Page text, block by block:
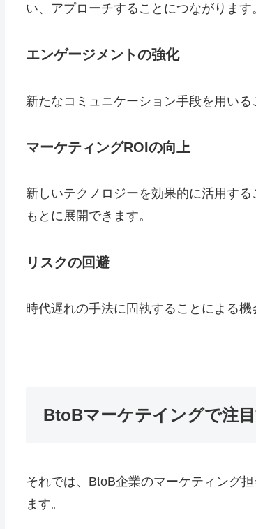
い、アプローチすることにつながります
エンゲージメントの強化
新たなコミュニケーション手段を用い
マーケティングROIの向上
新しいテクノロジーを効果的に活用す
もとに展開できます。
リスクの回避
時代遅れの手法に固執することによる
BtoBマーケテイングで注
それでは、BtoB企業のマーケティング
ます。